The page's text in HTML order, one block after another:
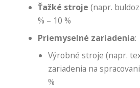
Ťažké stroje (napr.
% – 10 %
Priemyselné zariadenia:
Výrobné stroje (napr.
zariadenia na
%